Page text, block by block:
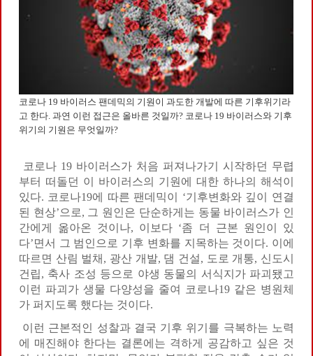
코로나 19 바이러스 팬데믹의 기원이 과도한 개발에 따른 기후위기라
고 한다. 과연 이런 접근은 올바른 것일까? 코로나 19 바이러스와 기후
위기의 기원은 무엇일까?
코로나 19 바이러스가 처음 퍼져나가기 시작하던 무렵
부터 떠돌던 이 바이러스의 기원에 대한 하나의 해석이
있다. 코로나19에 따른 팬데믹이 ‘기후변화와 깊이 연결
된 현상’으로, 그 원인은 단순하게는 동물 바이러스가 인
간에게 옮아온 것이나, 이보다 ‘좀 더 근본 원인이 있
다’면서 그 범인으로 기후 변화를 지목하는 것이다. 이에
따르면 산림 벌채, 광산 개발, 댐 건설, 도로 개통, 신도시
건립, 축사 조성 등으로 야생 동물의 서식지가 파괴됐고
이런 파괴가 생물 다양성을 줄여 코로나19 같은 병원체
가 퍼지도록 했다는 것이다.
이런 근본적인 성찰과 결국 기후 위기를 극복하는 노력
에 매진해야 한다는 결론에는 격하게 공감하고 싶은 것